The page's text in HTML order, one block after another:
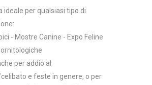
ideale per qualsiasi tipo di
- Mostre Canine - Expo Feline
per addio al
e feste in genere, o per